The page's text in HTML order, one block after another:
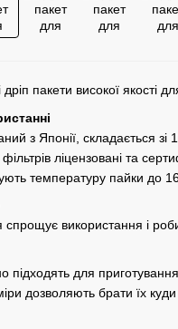
пакети високої якості
з Японії, складається
ліцензовані та
температуру пайки до
спрощує використання і
підходять для
дозволяють брати їх куди